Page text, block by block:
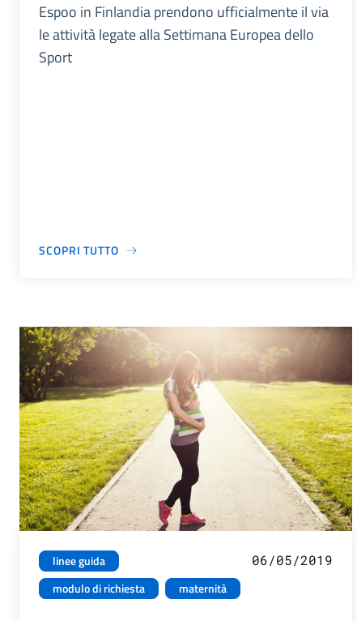
Espoo in Finlandia prendono ufficialmente il via
le attività legate alla Settimana Europea dello
Sport
SCOPRI TUTTO
linee guida
modulo di richiesta
maternità
06/05/2019